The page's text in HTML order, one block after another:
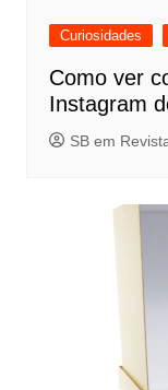
Curiosidades
Como ver
Instagram
SB em